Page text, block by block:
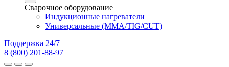
Сварочное оборудование
Индукционные нагреватели
Универсальные (MMA/TIG/CUT)
Поддержка 24/7
8 (800) 201-88-97